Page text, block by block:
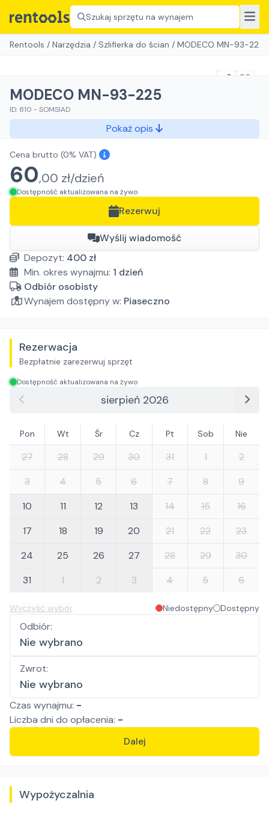
Szukaj sprzętu na wynajem
Rentools / Narzędzia / Szlifierka do ścian / MODECO MN-93-225
MODECO MN-93-225
ID: 810 -SOMSIAD
Pokaż opis
Cena brutto (0% VAT)
60,00 zł/dzień
Dostępność aktualizowana na żywo
Rezerwuj
Wyślij wiadomość
Depozyt: 400 zł
Min. okres wynajmu: 1 dzień
Odbiór osobisty
Wynajem dostępny w: Piaseczno
Rezerwacja
Bezpłatnie zarezerwuj sprzęt
Dostępność aktualizowana na żywo
sierpień 2026
Pon Wt Śr Cz Pt Sob Nie
27 28 29 30 31 1
2
3
4 5 6 7 8
9
10
11 12 13 14 15
16
17
18 19 20 21 22
23
24
25 26 27 28 29
30
31
1 2 3 4 5 6
Wyczyść wybór Niedostępny Dostępny
Odbiór:
Nie wybrano
Zwrot:
Nie wybrano
Czas wynajmu: -
Liczba dni do opłacenia: -
Dalej
Wypożyczalnia